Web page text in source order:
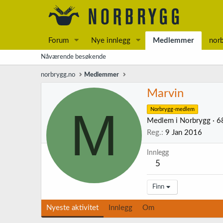
Forum Nye innlegg Medlemmer
Nåværende besøkende
norbrygg.no Medlemmer
M
Marvin
Norbrygg-medlem
Medlem i Norbrygg ·
Reg. 9 Jan 2016
Innlegg
5
Finn
Nyeste aktivitet Innlegg Om